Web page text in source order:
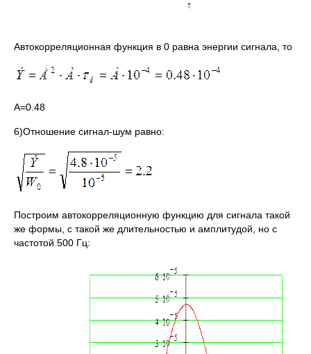
Автокорреляционная функция в 0 равна энергии сигнала, то
А=0.48
6)Отношение сигнал-шум равно:
Построим автокорреляционную функцию для сигнала такой
же формы, с такой же длительностью и амплитудой, но с
частотой 500 Гц: